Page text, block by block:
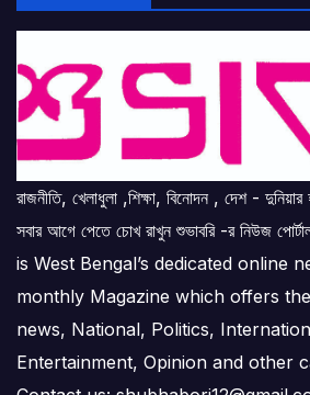
রাজনীতি, খেলাধুলা ,শিক্ষা, বিনোদন , দেশ -
সবার আগে পেতে চোখ রাখুন শুভাবরি -র নিউজ
is West Bengal’s dedicated online
monthly Magazine which offers
news, National, Politics,
Entertainment, Opinion and other